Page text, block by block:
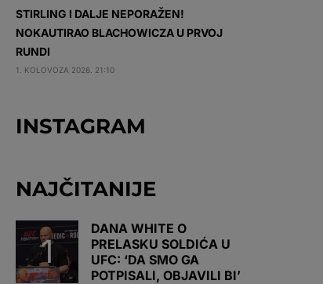
STIRLING I DALJE NEPORAŽEN!
NOKAUTIRAO BLACHOWICZA U PRVOJ
RUNDI
1. KOLOVOZA 2026. 21:10
INSTAGRAM
NAJČITANIJE
DANA WHITE O
PRELASKU SOLDIĆA U
UFC: ‘DA SMO GA
POTPISALI, OBJAVILI BI’